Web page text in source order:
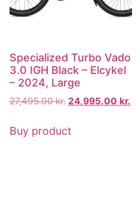
Specialized Turbo Vado
3.0 IGH Black – Elcykel
– 2024, Large
27,495.00kr. 24,995.00 kr.
Buy product